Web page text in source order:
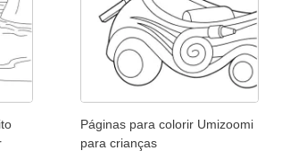
Páginas para colorir Umizoomi
para crianças